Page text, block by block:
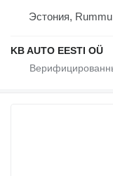
Эстония, Rummu
KB AUTO EESTI OÜ